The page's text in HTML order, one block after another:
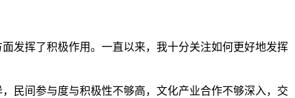
发挥了积极作用。一直以来，我十分关注如何更好地发挥
民间参与度与积极性不够高，文化产业合作不够深入，交